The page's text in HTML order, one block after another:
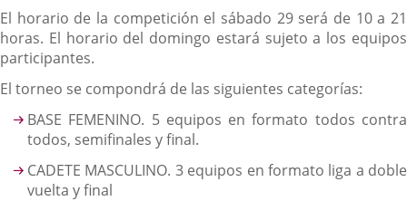
El horario de la competición el sábado 29 será de 10 a 21
horas. El horario del domingo estará sujeto a los equipos
participantes.
El torneo se compondrá de las siguientes categorías:
BASE FEMENINO. 5 equipos en formato todos contra
todos, semifinales y final.
CADETE MASCULINO. 3 equipos en formato liga a doble
vuelta y final